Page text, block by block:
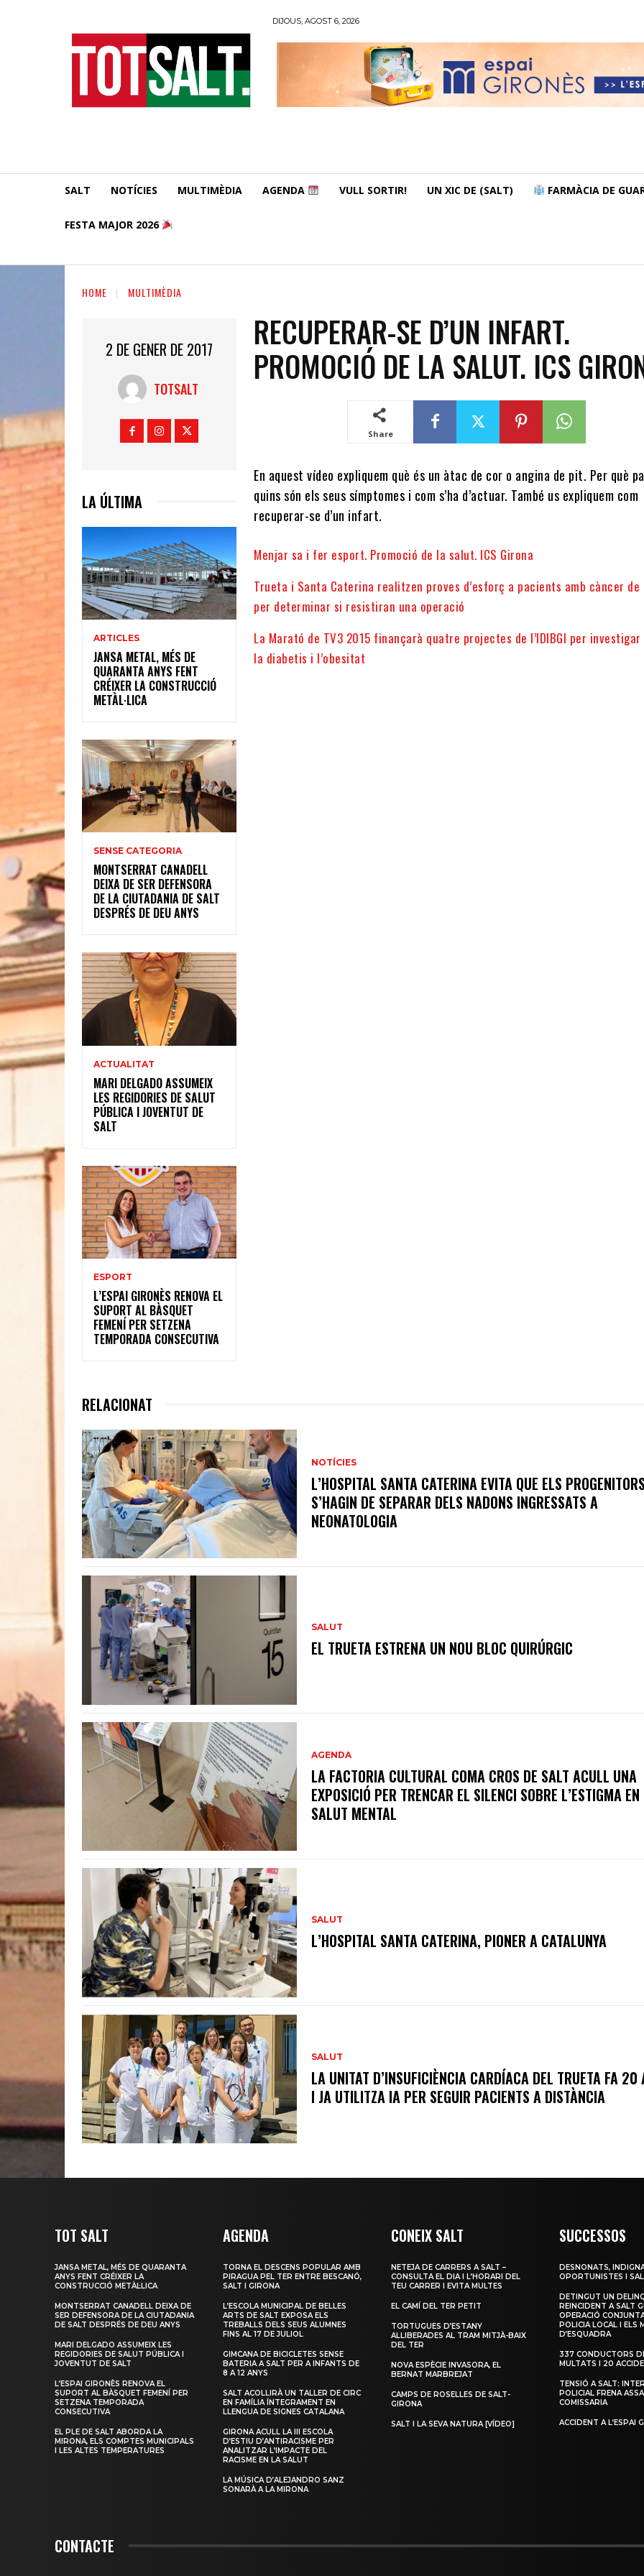
DIJOUS, AGOST 6, 2026
SALT NOTÍCIES MULTIMÈDIA AGENDA VULL SORTIR! UN XIC DE (SALT) FARMÀCIA DE
FESTA MAJOR 2026
HOME MULTIMÈDIA
2 DE GENER DE 2017
TOTSALT
LA ÚLTIMA
ARTICLES
JANSA METAL, MÉS DE
QUARANTA ANYS FENT
CRÉIXER LA CONSTRUCCIÓ
METÀL·LICA
SENSE CATEGORIA
MONTSERRAT CANADELL
DEIXA DE SER DEFENSORA
DE LA CIUTADANIA DE SALT
DESPRÉS DE DEU ANYS
ACTUALITAT
MARI DELGADO ASSUMEIX
LES REGIDORIES DE SALUT
PÚBLICA I JOVENTUT DE
SALT
ESPORT
L’ESPAI GIRONÈS RENOVA EL
SUPORT AL BÀSQUET
FEMENÍ PER SETZENA
TEMPORADA CONSECUTIVA
RECUPERAR-SE D’UN INFART.
PROMOCIÓ DE LA SALUT. ICS
Share
En aquest vídeo expliquem què és un àtac de cor o angina de pit. Per què
quins són els seus símptomes i com s’ha d’actuar. També us expliquem com
recuperar-se d’un infart.
Menjar sa i fer esport. Promoció de la salut. ICS Girona
Trueta i Santa Caterina realitzen proves d’esforç a pacients amb càncer de
per determinar si resistiran una operació
La Marató de TV3 2015 finançarà quatre projectes de l’IDIBGI per
la diabetis i l’obesitat
RELACIONAT
NOTÍCIES
L’HOSPITAL SANTA CATERINA EVITA QUE ELS
S’HAGIN DE SEPARAR DELS NADONS INGRESSATS A
NEONATOLOGIA
SALUT
EL TRUETA ESTRENA UN NOU BLOC QUIRÚRGIC
AGENDA
LA FACTORIA CULTURAL COMA CROS DE SALT ACULL UNA
EXPOSICIÓ PER TRENCAR EL SILENCI SOBRE L’ESTIGMA
SALUT MENTAL
SALUT
L’HOSPITAL SANTA CATERINA, PIONER A CATALUNYA
SALUT
LA UNITAT D’INSUFICIÈNCIA CARDÍACA DEL TRUETA FA 20
I JA UTILITZA IA PER SEGUIR PACIENTS A DISTÀNCIA
TOT SALT
JANSA METAL, MÉS DE QUARANTA
ANYS FENT CRÉIXER LA
CONSTRUCCIÓ METÀL·LICA
MONTSERRAT CANADELL DEIXA DE
SER DEFENSORA DE LA CIUTADANIA
DE SALT DESPRÉS DE DEU ANYS
MARI DELGADO ASSUMEIX LES
REGIDORIES DE SALUT PÚBLICA I
JOVENTUT DE SALT
L’ESPAI GIRONÈS RENOVA EL
SUPORT AL BÀSQUET FEMENÍ PER
SETZENA TEMPORADA
CONSECUTIVA
EL PLE DE SALT ABORDA LA
MIRONA, ELS COMPTES MUNICIPALS
I LES ALTES TEMPERATURES
AGENDA
TORNA EL DESCENS POPULAR AMB
PIRAGUA PEL TER ENTRE BESCANÓ,
SALT I GIRONA
L’ESCOLA MUNICIPAL DE BELLES
ARTS DE SALT EXPOSA ELS
TREBALLS DELS SEUS ALUMNES
FINS AL 17 DE JULIOL
GIMCANA DE BICICLETES SENSE
BATERIA A SALT PER A INFANTS DE
8 A 12 ANYS
SALT ACOLLIRÀ UN TALLER DE CIRC
EN FAMÍLIA ÍNTEGRAMENT EN
LLENGUA DE SIGNES CATALANA
GIRONA ACULL LA III ESCOLA
D’ESTIU D’ANTIRACISME PER
ANALITZAR L’IMPACTE DEL
RACISME EN LA SALUT
LA MÚSICA D’ALEJANDRO SANZ
SONARÀ A LA MIRONA
CONEIX SALT
NETEJA DE CARRERS A SALT –
CONSULTA EL DIA I L’HORARI DEL
TEU CARRER I EVITA MULTES
EL CAMÍ DEL TER PETIT
TORTUGUES D’ESTANY
ALLIBERADES AL TRAM MITJÀ-BAIX
DEL TER
NOVA ESPÈCIE INVASORA, EL
BERNAT MARBREJAT
CAMPS DE ROSELLES DE SALT-
GIRONA
SALT I LA SEVA NATURA [VÍDEO]
SUCCESSOS
DESNONATS,
OPORTUNISTES I
DETINGUT UN
REINCIDENT A SALT
OPERACIÓ
POLICIA LOCAL I ELS
D’ESQUADRA
337 CONDUCTORS
MULTATS I 20
TENSIÓ A SALT:
POLICIAL FRENA
COMISSARIA
ACCIDENT A L’ESPAI
CONTACTE